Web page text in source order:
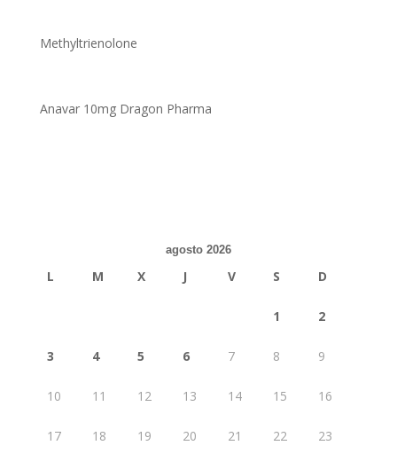
Methyltrienolone
Anavar 10mg Dragon Pharma
agosto 2026
L M X J V S D
1 2
3 4 5 6 7 8 9
10 11 12 13 14 15 16
17 18 19 20 21 22 23